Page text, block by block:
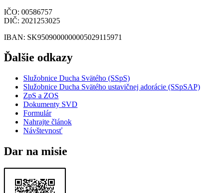
IČO: 00586757
DIČ: 2021253025
IBAN: SK9509000000005029115971
Ďalšie odkazy
Služobnice Ducha Svätého (SSpS)
Služobnice Ducha Svätého ustavičnej adorácie (SSpSAP)
ZpS a ZOS
Dokumenty SVD
Formulár
Nahrajte článok
Návštevnosť
Dar na misie